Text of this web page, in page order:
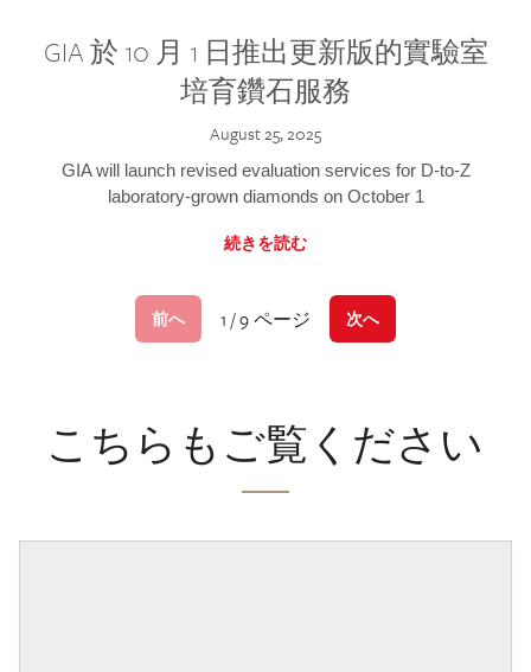
GIA 於 10 月 1 日推出更新版的實驗室
培育鑽石服務
August 25, 2025
GIA will launch revised evaluation services for D-to-Z
laboratory-grown diamonds on October 1
続きを読む
前へ 1 / 9 ページ 次へ
こちらもご覧ください